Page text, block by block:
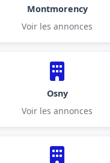
Montmorency
Voir les annonces
Osny
Voir les annonces